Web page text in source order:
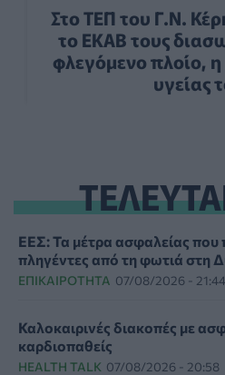
Στο ΤΕΠ του Γ.Ν.
το ΕΚΑΒ τους
φλεγόμενο πλοίο,
υγείας
ΕΕΣ: Τα μέτρα ασφαλείας που
πληγέντες από τη φωτιά στη
ΕΠΙΚΑΙΡΌΤΗΤΑ 07/08/2026 - 21:44
Καλοκαιρινές διακοπές με
καρδιοπαθείς
HEALTH TALK 07/08/2026 - 20:58